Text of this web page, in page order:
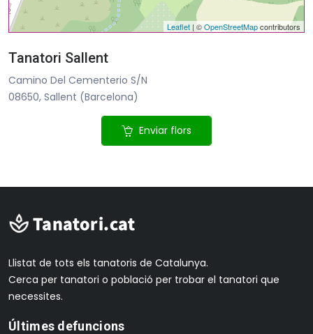
Leaflet | ©OpenStreetMapcontributors
Tanatori Sallent
Camino Del Cementerio S/N
08650, Sallent (Barcelona)
Enviar flors
Llistat de tots els tanatoris de Catalunya.
Cerca per tanatori o població per trobar el tanatori que
necessites.
Últimes defuncions